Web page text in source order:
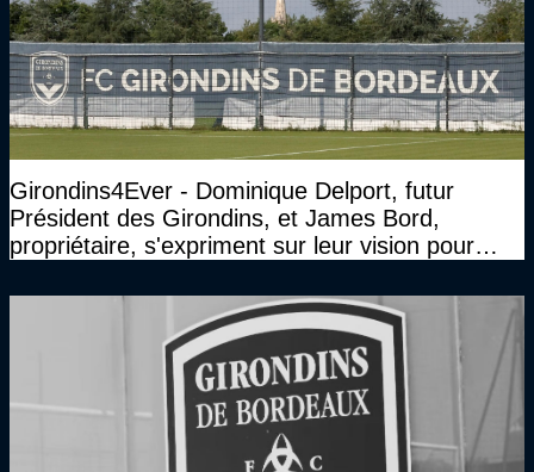
Girondins4Ever - Dominique Delport, futur
Président des Girondins, et James Bord,
propriétaire, s'expriment sur leur vision pour